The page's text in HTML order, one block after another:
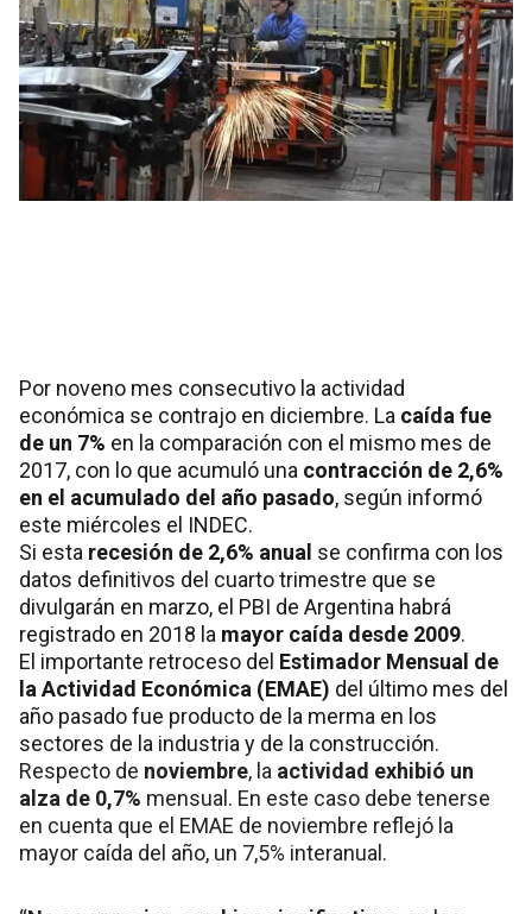
Por noveno mes consecutivo la actividad
económica se contrajo en diciembre. La caída fue
de un 7% en la comparación con el mismo mes de
2017, con lo que acumuló una contracción de 2,6%
en el acumulado del año pasado, según informó
este miércoles el INDEC.
Si esta recesión de 2,6% anual se confirma con los
datos definitivos del cuarto trimestre que se
divulgarán en marzo, el PBI de Argentina habrá
registrado en 2018 la mayor caída desde 2009.
El importante retroceso del Estimador Mensual de
la Actividad Económica (EMAE) del último mes del
año pasado fue producto de la merma en los
sectores de la industria y de la construcción.
Respecto de noviembre, la actividad exhibió un
alza de 0,7% mensual. En este caso debe tenerse
en cuenta que el EMAE de noviembre reflejó la
mayor caída del año, un 7,5% interanual.